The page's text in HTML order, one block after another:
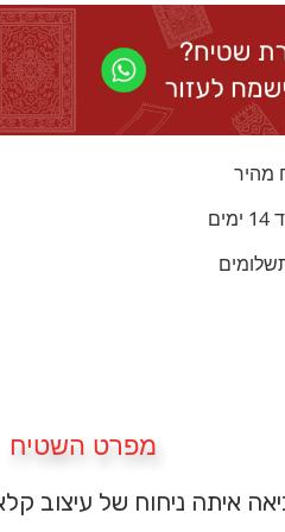
מהיר
מפרט השטיח
איתה ניחוח של עיצוב